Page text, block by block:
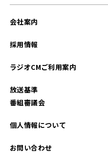
会社案内
採用情報
ラジオCMご利用案内
放送基準
番組審議会
個人情報について
お問い合わせ